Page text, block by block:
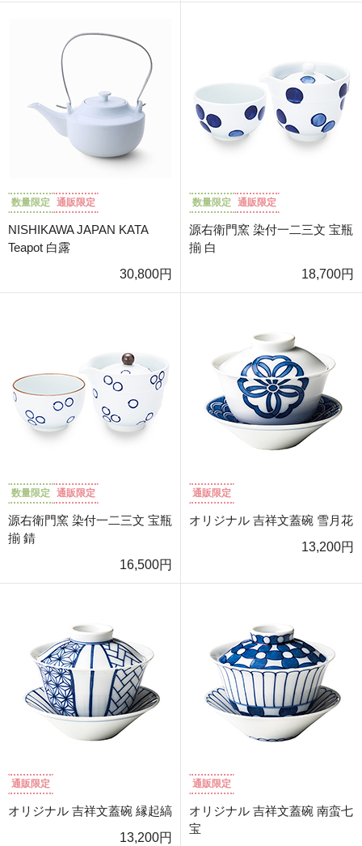
数量限定 通販限定
NISHIKAWA JAPAN KATA
Teapot 白露
30,800円
数量限定 通販限定
源右衛門窯 染付一二三文 宝瓶
揃 白
18,700円
数量限定 通販限定
源右衛門窯 染付一二三文 宝瓶
揃 錆
16,500円
通販限定
オリジナル 吉祥文蓋碗 雪月花
13,200円
通販限定
オリジナル 吉祥文蓋碗 縁起縞
13,200円
通販限定
オリジナル 吉祥文蓋碗 南蛮七
宝